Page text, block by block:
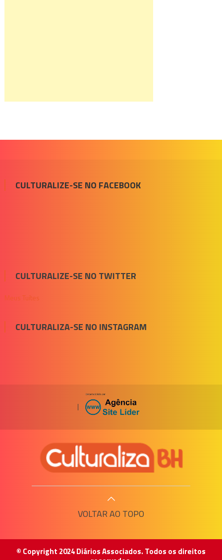
CULTURALIZE-SE NO FACEBOOK
CULTURALIZE-SE NO TWITTER
Meus Tuítes
CULTURALIZA-SE NO INSTAGRAM
|
VOLTAR AO TOPO
© Copyright 2024 Diários Associados. Todos os direitos